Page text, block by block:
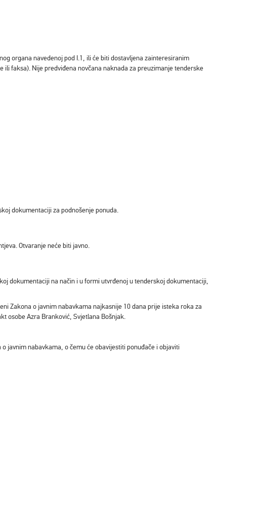
organa navedenoj pod I.1, ili će biti dostavljena zainteresiranim
faksa). Nije predviđena novčana naknada za preuzimanje tenderske
dokumentaciji za podnošenje ponuda.
Otvaranje neće biti javno.
dokumentaciji na način i u formi utvrđenoj u tenderskoj dokumentaciji,
Zakona o javnim nabavkama najkasnije 10 dana prije isteka roka za
osobe Azra Branković, Svjetlana Bošnjak.
javnim nabavkama, o čemu će obavijestiti ponuđače i objaviti